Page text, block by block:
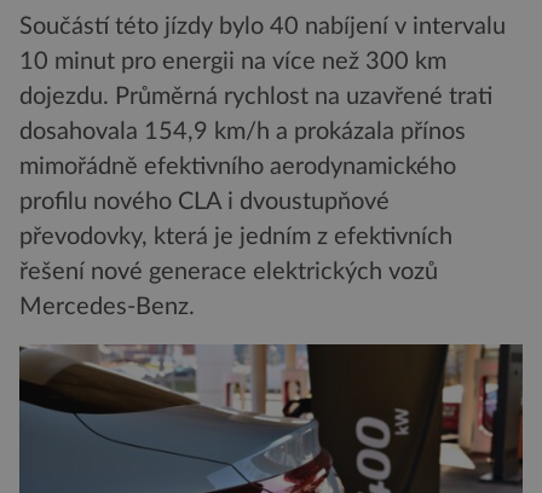
Součástí této jízdy bylo 40 nabíjení v intervalu
10 minut pro energii na více než 300 km
dojezdu. Průměrná rychlost na uzavřené trati
dosahovala 154,9 km/h a prokázala přínos
mimořádně efektivního aerodynamického
profilu nového CLA i dvoustupňové
převodovky, která je jedním z efektivních
řešení nové generace elektrických vozů
Mercedes-Benz.